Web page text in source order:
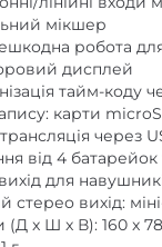
мікшер
робота
дисплей
тайм-коду
карти
через
від 4 батарейок
для
стерео вихід:
(Д x Ш x В): 160 x
г